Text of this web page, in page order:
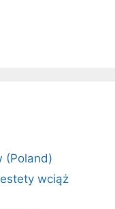
(Poland)
wciąż